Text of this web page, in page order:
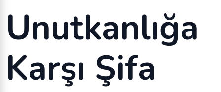
Unutkanlığa
Karşı Şifa